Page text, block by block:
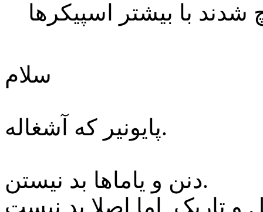
سلام
پایونیر که آشغاله.
دنن و یاماها بد نیستن.